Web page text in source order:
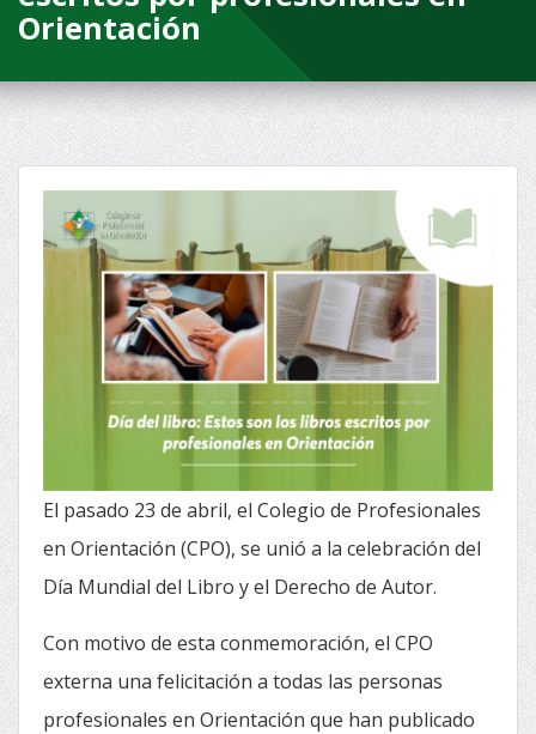
Orientación
El pasado 23 de abril, el Colegio de Profesionales
en Orientación (CPO), se unió a la celebración del
Día Mundial del Libro y el Derecho de Autor.
Con motivo de esta conmemoración, el CPO
externa una felicitación a todas las personas
profesionales en Orientación que han publicado